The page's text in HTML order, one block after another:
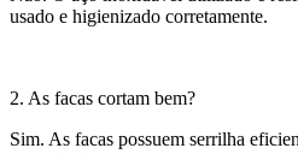
usado e higienizado corretamente.
2. As facas cortam bem?
Sim. As facas possuem serrilha